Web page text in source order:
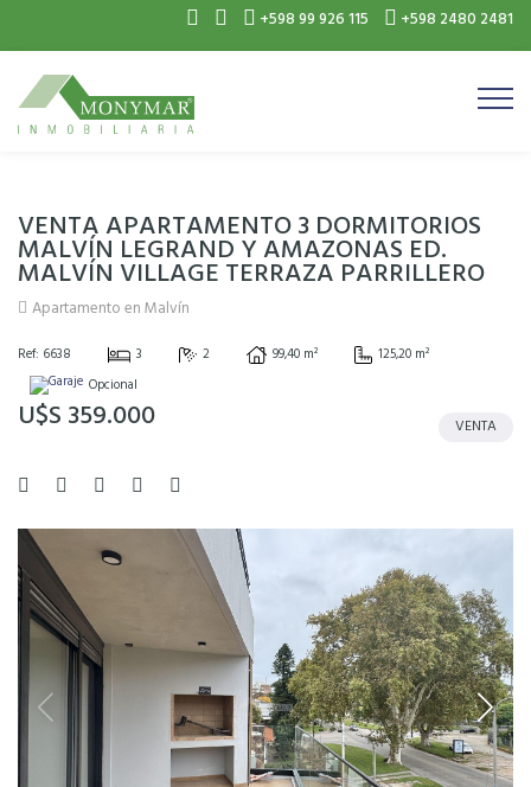
+598 99 926 115 +598 2480 2481
VENTA APARTAMENTO 3 DORMITORIOS
MALVÍN LEGRAND Y AMAZONAS ED.
MALVÍN VILLAGE TERRAZA PARRILLERO
Apartamento en Malvín
Ref: 6638 3 2 99,40 m²
125,20 m²
Opcional
U$S 359.000 VENTA